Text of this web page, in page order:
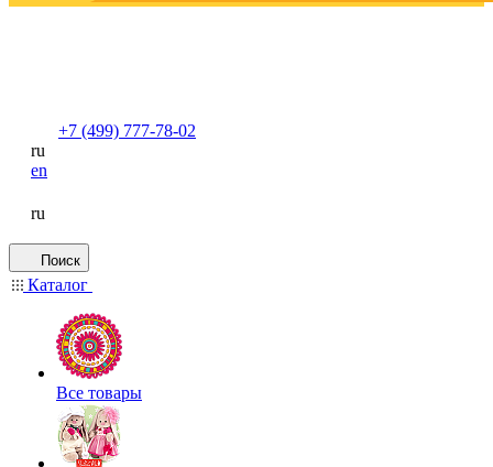
+7 (499) 777-78-02
ru
en
ru
Поиск
Каталог
Все товары